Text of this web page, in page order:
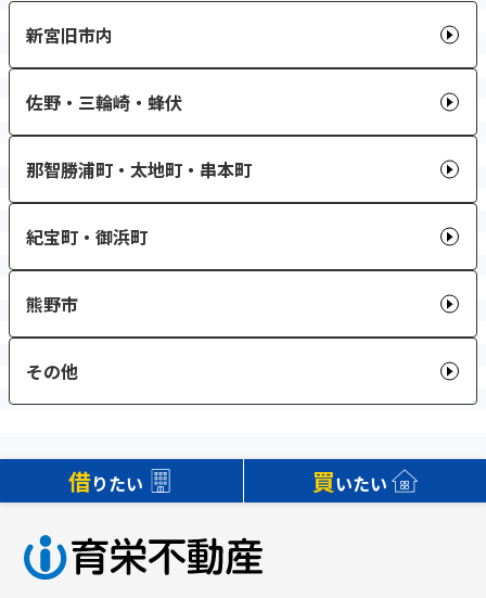
新宮旧市内
佐野・三輪崎・蜂伏
那智勝浦町・太地町・串本町
紀宝町・御浜町
熊野市
その他
借りたい 買いたい